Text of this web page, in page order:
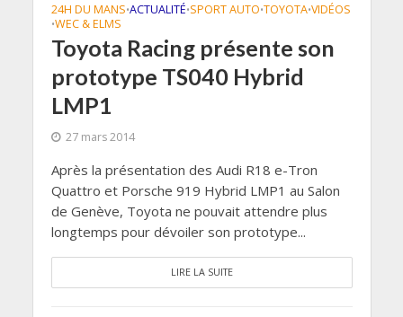
24H DU MANS•ACTUALITÉ•SPORT AUTO•TOYOTA•VIDÉOS
•WEC & ELMS
Toyota Racing présente son
prototype TS040 Hybrid
LMP1
27 mars 2014
Après la présentation des Audi R18 e-Tron
Quattro et Porsche 919 Hybrid LMP1 au Salon
de Genève, Toyota ne pouvait attendre plus
longtemps pour dévoiler son prototype...
LIRE LA SUITE